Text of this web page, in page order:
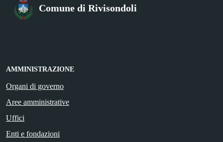
Comune di Rivisondoli
AMMINISTRAZIONE
Organi di governo
Aree amministrative
Uffici
Enti e fondazioni